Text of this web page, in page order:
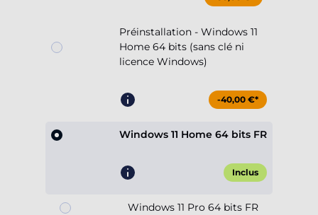
Préinstallation - Windows 11
Home 64 bits (sans clé ni
licence Windows)
-40,00 €*
Windows 11 Home 64 bits FR
Inclus
Windows 11 Pro 64 bits FR